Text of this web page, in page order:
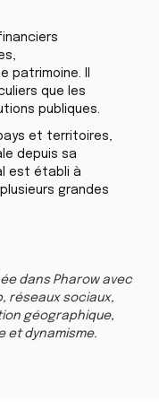
patrimoine. Il
que les
publiques.
et territoires,
depuis sa
est établi à
grandes
dans Pharow avec
réseaux sociaux,
géographique,
et dynamisme.